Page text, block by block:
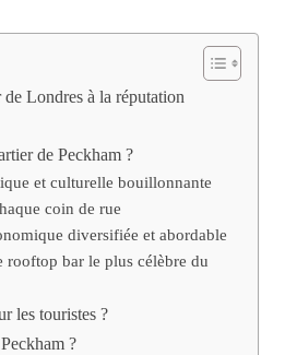
Londres à la réputation
de Peckham ?
et culturelle bouillonnante
coin de rue
diversifiée et abordable
rooftop bar le plus célèbre du
les touristes ?
?